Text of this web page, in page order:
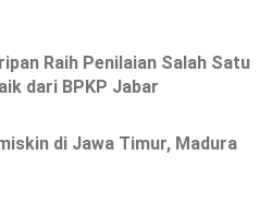
Raih Penilaian Salah Satu
dari BPKP Jabar
di Jawa Timur, Madura